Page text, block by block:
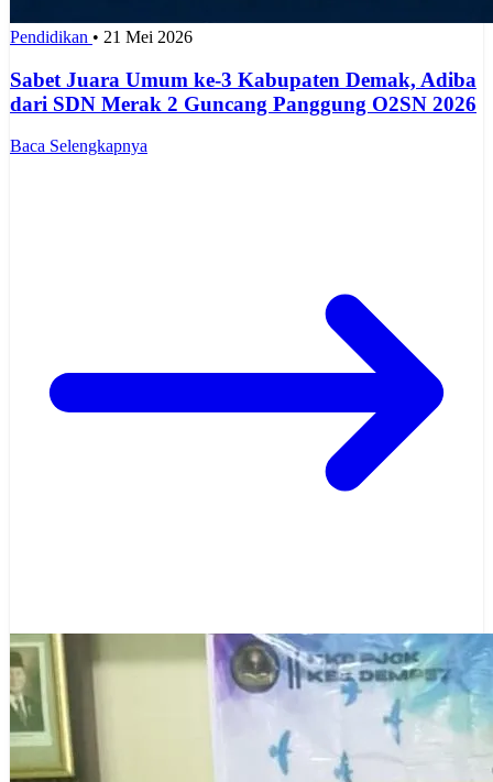
Pendidikan • 21 Mei 2026
Sabet Juara Umum ke-3 Kabupaten Demak, Adiba
dari SDN Merak 2 Guncang Panggung O2SN 2026
Baca Selengkapnya